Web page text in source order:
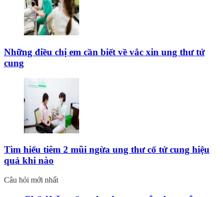
Những điều chị em cần biết về vắc xin ung thư tử
cung
Tìm hiểu tiêm 2 mũi ngừa ung thư cổ tử cung hiệu
quả khi nào
Câu hỏi mới nhất